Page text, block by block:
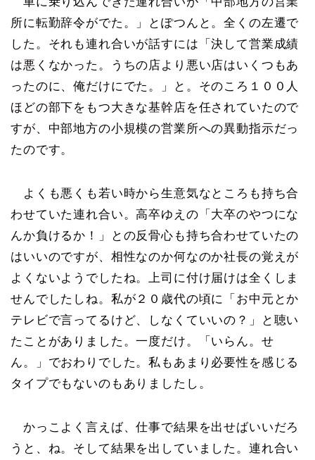
所に転勤辞令がでた。」とぽつんと。全くの左遷で
した。それも連れ合いが話すには「決して営業成績
は悪くなかった。うちの店より悪い店はいくつもあ
ったのに、俺だけにでた。」と。そのころ１００人
ほどの部下をもつ大きな基幹店を任されていたので
すが、中部地方の小規模の営業所への異動指示だっ
たのです。
よくも悪くも若い時から生意気なところも持ち合
わせていた連れ合い。高卒ゆえの「大卒のやつにな
んか負けるか！」との反骨心も持ち合わせていたの
はいいのですが、相性なのか何なのか社長の覚えが
よくないようでしたね。上司に付け届けは全くしま
せんでしたしね。私が２０歳代の頃に「お中元とか
テレビで言ってるけど、しなくていいの？」と聴い
たことがありました。一度だけ。「いらん。せ
ん。」でおわりでした。私もあまり必要性を感じる
タイプでもないのもありましたし。
かっこよく言えば、仕事で結果を出せばいいだろ
うと、ね。そして結果を出していました。連れ合い